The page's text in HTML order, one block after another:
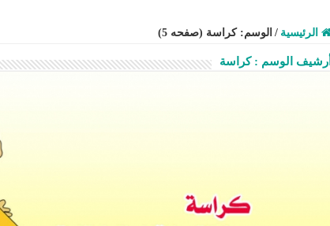
الرئيسية / الوسم:كراسة (صفحه 5)
أرشيف الوسم :كراسة